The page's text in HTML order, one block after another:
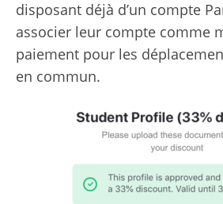
disposant déjà d’un compte
associer leur compte comme
paiement pour les
en commun.